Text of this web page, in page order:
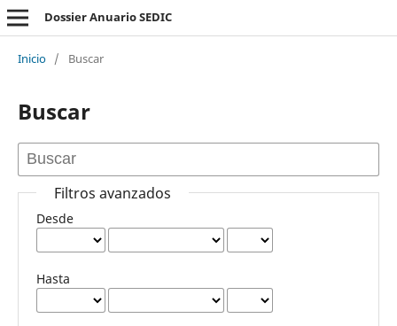
Dossier Anuario SEDIC
Inicio / Buscar
Buscar
Filtros avanzados
Desde
Hasta